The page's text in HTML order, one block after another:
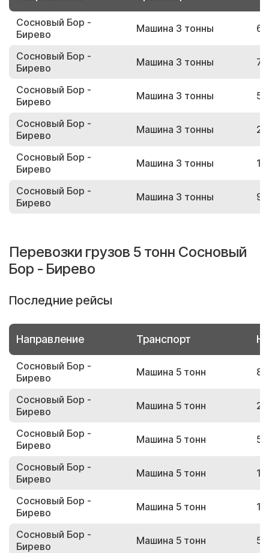
Сосновый Бор -
Бирево
Машина 3 тонны
Сосновый Бор -
Бирево
Машина 3 тонны
Сосновый Бор -
Бирево
Машина 3 тонны
Сосновый Бор -
Бирево
Машина 3 тонны
Сосновый Бор -
Бирево
Машина 3 тонны
Сосновый Бор -
Бирево
Машина 3 тонны
Перевозки грузов 5 тонн Сосновый
Бор - Бирево
Последние рейсы
Направление Транспорт
Сосновый Бор -
Бирево
Машина 5 тонн
Сосновый Бор -
Бирево
Машина 5 тонн
Сосновый Бор -
Бирево
Машина 5 тонн
Сосновый Бор -
Бирево
Машина 5 тонн
Сосновый Бор -
Бирево
Машина 5 тонн
Сосновый Бор -
Бирево
Машина 5 тонн